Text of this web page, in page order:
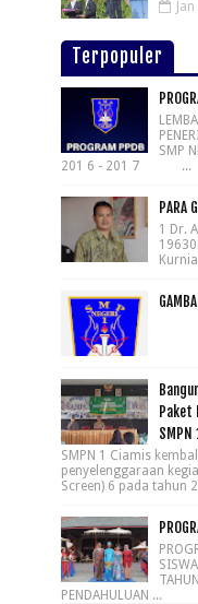
Terpopuler
SMP
201 6 - 201 7 ...
PARA
1 Dr.
Paket
SMPN
SMPN 1 Ciamis
penyelenggaraan
Screen) 6 pada tahun
PENDAHULUAN ...